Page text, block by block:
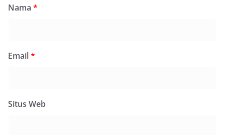
Nama *
Email*
Situs Web